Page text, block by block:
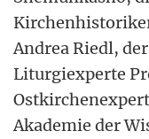
Andrea Riedl,
Liturgiexperte
Akademie der